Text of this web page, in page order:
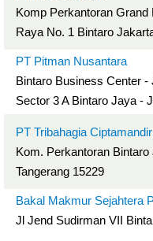
Komp Perkantoran
Raya No. 1 Bintaro
PT Pitman Nusantara
Bintaro Business Center
Sector 3 A Bintaro Jaya -
PT Tribahagia
Kom. Perkantoran
Tangerang 15229
Bakal Makmur Sejahtera
Jl Jend Sudirman VII